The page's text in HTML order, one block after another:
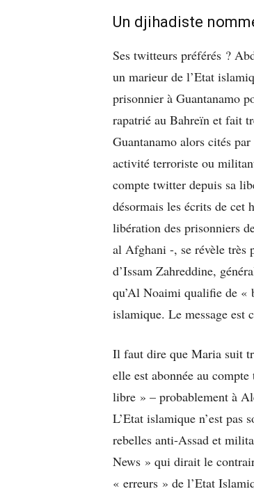
Un djihadiste
Ses twitteurs préférés ?
un marieur de l’Etat
prisonnier à Guantanamo
rapatrié au Bahreïn et fait
Guantanamo alors cités
activité terroriste ou
compte twitter depuis sa
désormais les écrits de cet
libération des prisonniers
al Afghani -, se révèle très
d’Issam Zahreddine,
qu’Al Noaimi qualifie de «
islamique. Le message est
Il faut dire que Maria suit
elle est abonnée au
libre » – probablement à
L’Etat islamique n’est pas
rebelles anti-Assad et
News » qui dirait le
« erreurs » de l’Etat